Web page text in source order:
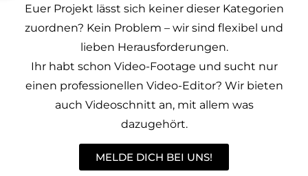
Euer Projekt lässt sich keiner dieser Kategorien
zuordnen? Kein Problem – wir sind flexibel und
lieben Herausforderungen.
Ihr habt schon Video-Footage und sucht nur
einen professionellen Video-Editor? Wir bieten
auch Videoschnitt an, mit allem was
dazugehört.
MELDE DICH BEI UNS!